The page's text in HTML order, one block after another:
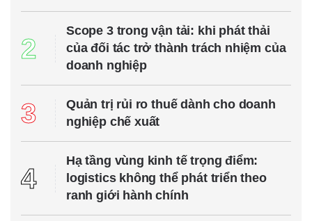
2
Scope 3 trong vận tải: khi phát thải
của đối tác trở thành trách nhiệm của
doanh nghiệp
3
Quản trị rủi ro thuế dành cho doanh
nghiệp chế xuất
4
Hạ tầng vùng kinh tế trọng điểm:
logistics không thể phát triển theo
ranh giới hành chính